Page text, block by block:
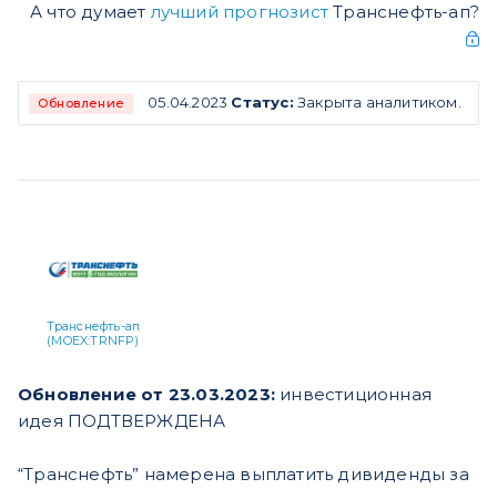
А что думает лучший прогнозист Транснефть-ап?
Обновление 05.04.2023 Статус: Закрыта аналитиком.
Транснефть-ап
(MOEX:TRNFP)
Обновление от 23.03.2023: инвестиционная
идея ПОДТВЕРЖДЕНА
“Транснефть” намерена выплатить дивиденды за